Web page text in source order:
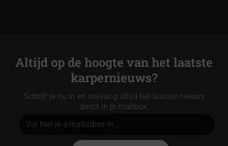
Altijd op de hoogte van het laatste
karpernieuws?
Schrijf je nu in en ontvang altijd het laatste nieuws
direct in je mailbox.